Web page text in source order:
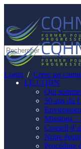
Login / Créer un
LE CQHN
Qui
50 ans du
Missions –
Conseil
Notre
Procédure
Panneau de gestion des